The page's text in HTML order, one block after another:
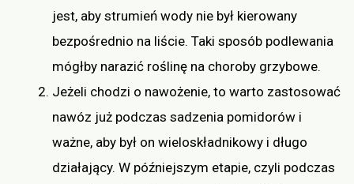
jest, aby strumień wody nie był kierowany
bezpośrednio na liście. Taki sposób podlewania
mógłby narazić roślinę na choroby grzybowe.
Jeżeli chodzi o nawożenie, to warto zastosować
nawóz już podczas sadzenia pomidorów i
ważne, aby był on wieloskładnikowy i długo
działający. W późniejszym etapie, czyli podczas